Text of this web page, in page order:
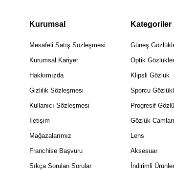
Kurumsal
Mesafeli Satış Sözleşmesi
Kurumsal Kariyer
Hakkımızda
Gizlilik Sözleşmesi
Kullanıcı Sözleşmesi
İletişim
Mağazalarımız
Franchise Başvuru
Sıkça Sorulan Sorular
Kategoriler
Güneş
Optik
Klipsli Gözlük
Sporcu
Progresif
Gözlük Camları
Lens
Aksesuar
İndirimli